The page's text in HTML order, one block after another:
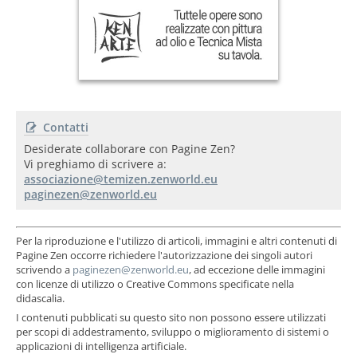
Contatti
Desiderate collaborare con Pagine Zen?
Vi preghiamo di scrivere a:
Per la riproduzione e l'utilizzo di articoli, immagini e altri contenuti di
Pagine Zen occorre richiedere l'autorizzazione dei singoli autori
scrivendo a
, ad eccezione delle immagini
con licenze di utilizzo o Creative Commons specificate nella
didascalia.
I contenuti pubblicati su questo sito non possono essere utilizzati
per scopi di addestramento, sviluppo o miglioramento di sistemi o
applicazioni di intelligenza artificiale.